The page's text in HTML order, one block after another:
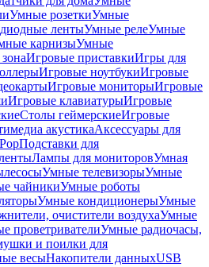
Умные розеткиУмные
лентыУмные релеУмные
карнизыУмные
Игровые приставкиИгры для
Игровые ноутбукиИгровые
Игровые мониторыИгровые
Игровые клавиатурыИгровые
Столы геймерскиеИгровые
акустикаАксессуары для
Подставки для
Лампы для мониторовУмная
Умные телевизорыУмные
чайникиУмные роботы
Умные кондиционерыУмные
очистители воздухаУмные
проветривателиУмные радиочасы,
и поилки для
весыНакопители данныхUSB